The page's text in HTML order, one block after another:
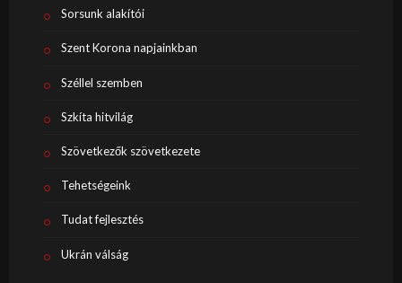
Sorsunk alakítói
Szent Korona napjainkban
Széllel szemben
Szkíta hitvilág
Szövetkezők szövetkezete
Tehetségeink
Tudat fejlesztés
Ukrán válság